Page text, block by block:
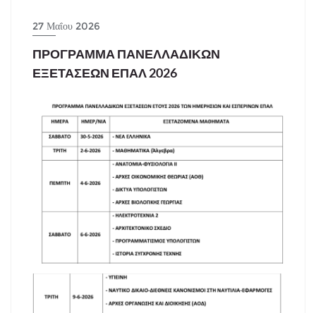
27 Μαΐου 2026
ΠΡΟΓΡΑΜΜΑ ΠΑΝΕΛΛΑΔΙΚΩΝ
ΕΞΕΤΑΣΕΩΝ ΕΠΑΛ 2026